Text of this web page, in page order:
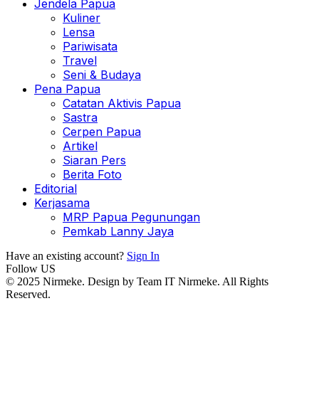
Jendela Papua
Kuliner
Lensa
Pariwisata
Travel
Seni & Budaya
Pena Papua
Catatan Aktivis Papua
Sastra
Cerpen Papua
Artikel
Siaran Pers
Berita Foto
Editorial
Kerjasama
MRP Papua Pegunungan
Pemkab Lanny Jaya
Have an existing account? Sign In
Follow US
© 2025 Nirmeke. Design by Team IT Nirmeke. All Rights
Reserved.